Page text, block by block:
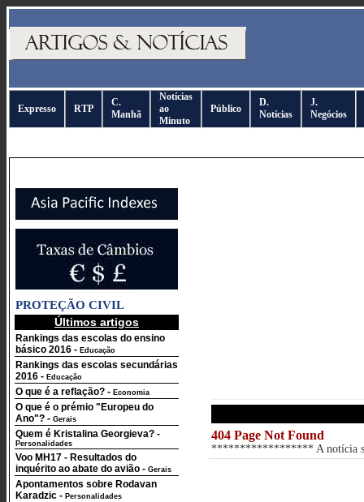
Expresso RTP
C.
Manhã
Notícias
ao
Minuto
Público
D.
Notícias
J.
Negócios
PROTEÇÃO CIVIL
Últimos artigos
Rankings das escolas do ensino
básico 2016 - Educação
Rankings das escolas secundárias
2016 - Educação
O que é a reflação? - Economia
O que é o prémio "Europeu do
Ano"? - Gerais
Quem é Kristalina Georgieva? -
Personalidades
Voo MH17 - Resultados do
inquérito ao abate do avião - Gerais
Apontamentos sobre Rodavan
Karadzic - Personalidades
404 Page Not Found
****************** A notícia